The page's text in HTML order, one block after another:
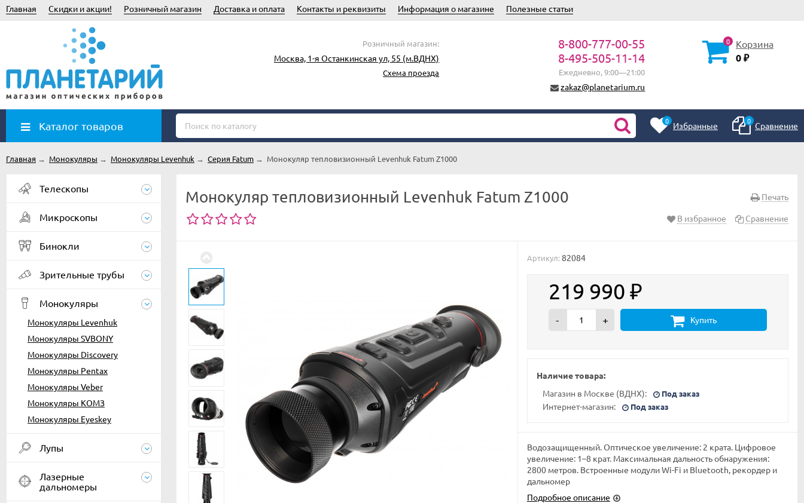
Главная Скидки и акции! Розничный магазин Доставка и оплата Контакты и реквизиты Информация о магазине Полезные статьи
Розничный магазин:
Москва, 1-я Останкинская ул, 55 (м.ВДНХ)
Схема проезда
8-800-777-00-55
8-495-505-11-14
Ежедневно, 9:00—21:00
zakaz@planetarium.ru
0 Корзина
0 ₽
Каталог товаров 0 Избранные 0 Сравнение
Главная → Монокуляры → Монокуляры Levenhuk → Серия Fatum → Монокуляр тепловизионный Levenhuk Fatum Z1000
Телескопы
Микроскопы
Бинокли
Зрительные трубы
Монокуляры
Монокуляры Levenhuk
Монокуляры SVBONY
Монокуляры Discovery
Монокуляры Pentax
Монокуляры Veber
Монокуляры КОМЗ
Монокуляры Eyeskey
Лупы
Лазерные
дальномеры
Печать
Монокуляр тепловизионный Levenhuk Fatum Z1000
В избранное Сравнение
Артикул: 82084
219 990 ₽
- + Купить
Наличие товара:
Магазин в Москве (ВДНХ):
Под заказ
Интернет-магазин: Под заказ
Водозащищенный. Оптическое увеличение: 2 крата. Цифровое
увеличение: 1–8 крат. Максимальная дальность обнаружения:
2800 метров. Встроенные модули Wi-Fi и Bluetooth, рекордер и
дальномер
Подробное описание